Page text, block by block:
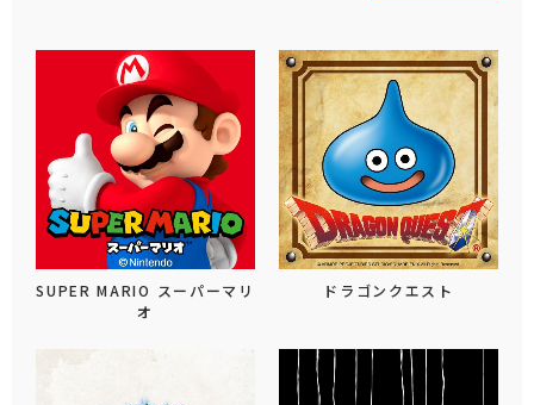
SUPER MARIO スーパーマリ
オ
ドラゴンクエスト